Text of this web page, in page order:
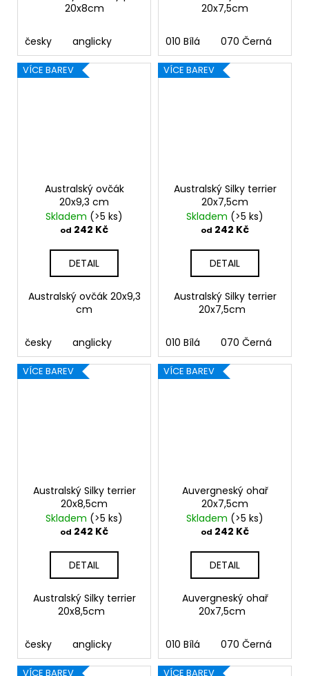
20x8cm
česky anglicky
20x7,5cm
010 Bílá 070 Černá
VÍCE BAREV
Australský ovčák
20x9,3 cm
Skladem (>5 ks)
od 242 Kč
DETAIL
Australský ovčák 20x9,3
cm
česky anglicky
VÍCE BAREV
Australský Silky terrier
20x7,5cm
Skladem (>5 ks)
od 242 Kč
DETAIL
Australský Silky terrier
20x7,5cm
010 Bílá 070 Černá
VÍCE BAREV
Australský Silky terrier
20x8,5cm
Skladem (>5 ks)
od 242 Kč
DETAIL
Australský Silky terrier
20x8,5cm
česky anglicky
VÍCE BAREV
Auvergneský ohař
20x7,5cm
Skladem (>5 ks)
od 242 Kč
DETAIL
Auvergneský ohař
20x7,5cm
010 Bílá 070 Černá
VÍCE BAREV VÍCE BAREV